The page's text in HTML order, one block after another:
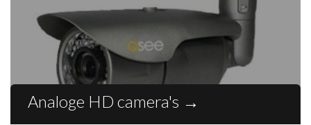
Analoge HD camera's →